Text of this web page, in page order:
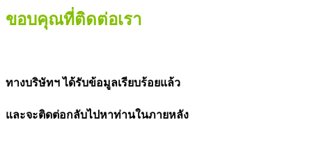
ขอบคุณที่ติดต่อเรา
ทางบริษัทฯ ได้รับข้อมูลเรียบร้อยแล้ว
และจะติดต่อกลับไปหาท่านในภายหลัง